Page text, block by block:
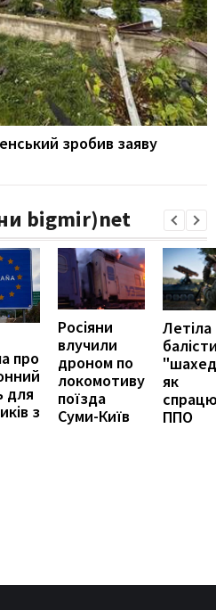
зробив заяву
bigmir)net
про
для
з
Росіяни
влучили
дроном по
локомотиву
поїзда
Суми-Київ
Летіла
як
ППО